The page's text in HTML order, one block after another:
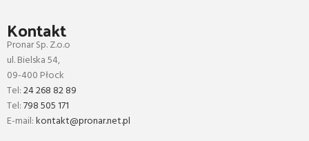
Kontakt
Pronar Sp. Z.o.o
ul. Bielska 54,
09-400 Płock
Tel:24 268 82 89
Tel:798 505 171
E-mail:kontakt@pronar.net.pl